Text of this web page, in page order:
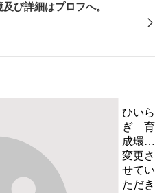
び詳細はプロフへ。
ひいら
ぎ 育
成環境
及び詳
細はプ
ロフ
変更さ
せてい
ただき